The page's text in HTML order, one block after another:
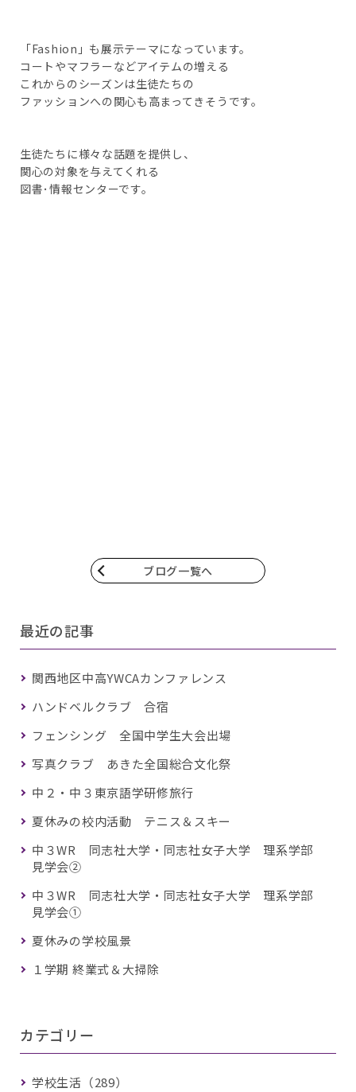
「Fashion」も展示テーマになっています。
コートやマフラーなどアイテムの増える
これからのシーズンは生徒たちの
ファッションへの関心も高まってきそうです。
生徒たちに様々な話題を提供し、
関心の対象を与えてくれる
図書･情報センターです。
ブログ一覧へ
最近の記事
関西地区中高YWCAカンファレンス
ハンドベルクラブ 合宿
フェンシング 全国中学生大会出場
写真クラブ あきた全国総合文化祭
中２・中３東京語学研修旅行
夏休みの校内活動 テニス＆スキー
中３WR 同志社大学・同志社女子大学 理系学部
見学会②
中３WR 同志社大学・同志社女子大学 理系学部
見学会①
夏休みの学校風景
１学期 終業式＆大掃除
カテゴリー
学校生活（289）